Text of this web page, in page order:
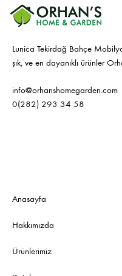
Lunica Tekirdağ Bahçe
şık, ve en dayanıklı ürünler
info@orhanshomegarden.com
0(282) 293 34 58
Anasayfa
Hakkımızda
Ürünlerimiz